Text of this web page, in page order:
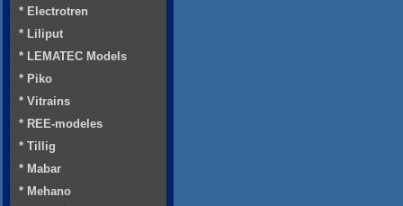
* Electrotren
* Liliput
* LEMATEC Models
* Piko
* Vitrains
* REE-modeles
* Tillig
* Mabar
* Mehano